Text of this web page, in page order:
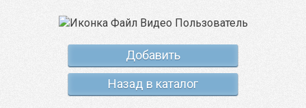
Добавить
Назад в каталог